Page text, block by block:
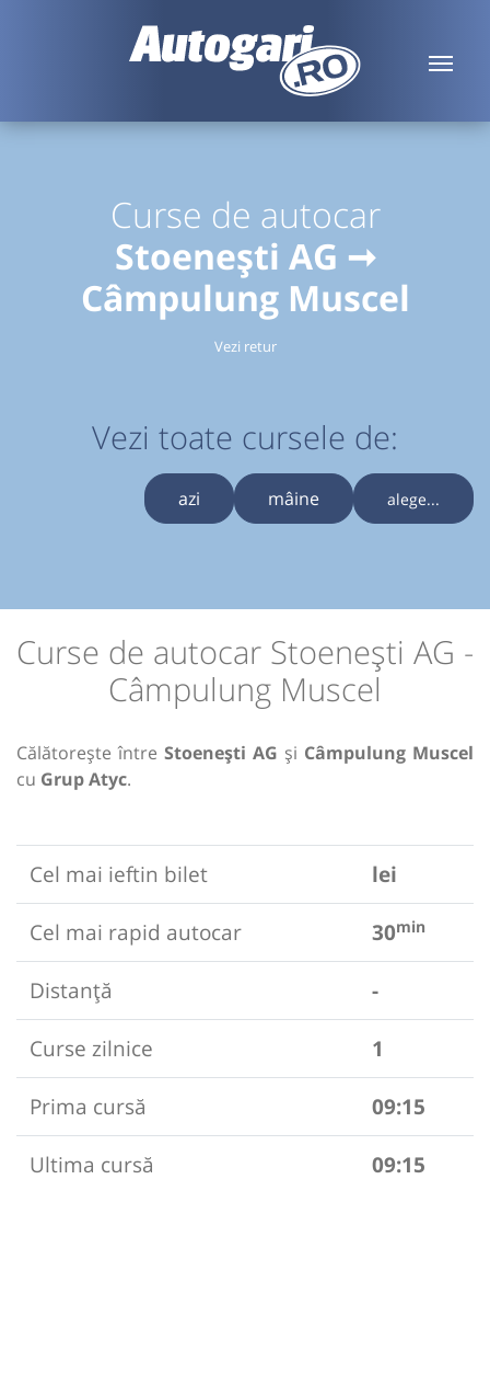
Curse de autocar
Stoenești AG ➞
Câmpulung Muscel
Vezi retur
Vezi toate cursele de:
azi mâine alege...
Curse de autocar Stoenești AG -
Câmpulung Muscel
Călătorește între Stoenești AG și Câmpulung Muscel
cu Grup Atyc.
Cel mai ieftin bilet
lei
Cel mai rapid autocar
30min
Distanță
-
Curse zilnice
1
Prima cursă
09:15
Ultima cursă
09:15